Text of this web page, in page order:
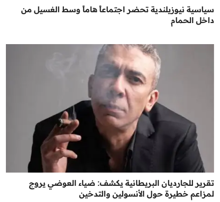
سياسية نيوزيلندية تحضر اجتماعاً هاماً وسط الغسيل من
داخل الحمام
تقرير للجارديان البريطانية يكشف: ضياء العوضي يروج
لمزاعم خطيرة حول الأنسولين والتدخين